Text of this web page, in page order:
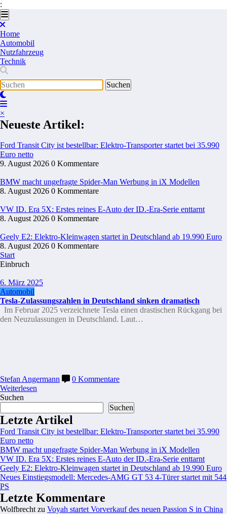
:
Zum
Inhalt
springen
Home
Automobil
Nutzfahrzeug
Technik
×
Neueste Artikel:
Ford Transit City ist bestellbar: Elektro-Transporter startet bei 35.990
Euro netto
9. August 2026 0 Kommentare
BMW macht ungefragte Spider-Man Werbung in iX Modellen
8. August 2026 0 Kommentare
VW ID. Era 5X: Erstes reines E-Auto der ID.-Era-Serie enttarnt
8. August 2026 0 Kommentare
Geely E2: Elektro-Kleinwagen startet in Deutschland ab 19.990 Euro
8. August 2026 0 Kommentare
Start
Einbruch
6. März 2025
Automobil
Tesla-Zulassungszahlen in Deutschland sinken dramatisch
Im Februar 2025 verzeichnete Tesla einen drastischen Rückgang bei
den Neuzulassungen in Deutschland. Laut…
Stefan Angermann
0 Kommentare
Weiterlesen
Suchen
Suchen
Letzte Artikel
Ford Transit City ist bestellbar: Elektro-Transporter startet bei 35.990
Euro netto
BMW macht ungefragte Spider-Man Werbung in iX Modellen
VW ID. Era 5X: Erstes reines E-Auto der ID.-Era-Serie enttarnt
Geely E2: Elektro-Kleinwagen startet in Deutschland ab 19.990 Euro
Neues Einstiegsmodell: Mercedes-AMG GT 53 4-Türer startet mit 544
PS
Letzte Kommentare
Wolfbrecht zu Voyah startet Vorverkauf des neuen Passion S in China